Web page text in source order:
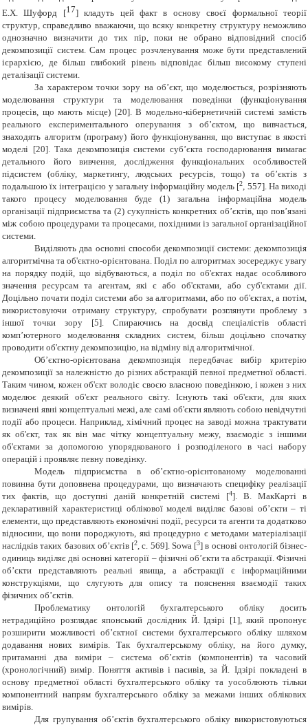
Е.X. Шуфорд [17] кладуть цей факт в основу своєї формальної теорії
структур, справедливо вважаючи, що всяку конкретну структуру неможливо
однозначно визначити до тих пір, поки не обрано відповідний спосіб
декомпозиції систем. Сам процес розчленування може бути представлений
ієрархією, де більш глибокий рівень відповідає більш високому ступені
деталізації системи.
За характером точки зору на об’єкт, що моделюється, розрізняють
моделювання структури та моделювання поведінки (функціонування
процесів, що мають місце) [20]. В модельно-кібернетичній системі замість
реального експериментального оперування з об’єктом, що вивчається,
знаходять алгоритм (програму) його функціонування, що виступає в якості
моделі [20]. Така декомпозиція системи суб’єкта господарювання вимагає
детального його вивчення, дослідження функціональних особливостей
підсистем (обліку, маркетингу, людських ресурсів, тощо) та об’єктів з
подальшою їх інтеграцією у загальну інформаційну модель [2, 557]. На виході
такого процесу моделювання буде (1) загальна інформаційна модель
організації підприємства та (2) сукупність конкретних об’єктів, що пов’язані
між собою процедурами та процесами, похідними із загальної організаційної
системи.
Виділяють два основні способи декомпозиції системи: декомпозиція
алгоритмічна та об'єктно-орієнтована. Поділ по алгоритмах зосереджує увагу
на порядку подій, що відбуваються, а поділ по об'єктах надає особливого
значення ресурсам та агентам, які є або об'єктами, або суб'єктами дії.
Доцільно почати поділ системи або за алгоритмами, або по об'єктах, а потім,
використовуючи отриману структуру, спробувати розглянути проблему з
іншої точки зору [5]. Спираючись на досвід спеціалістів області
комп’ютерного моделювання складних систем, більш доцільно спочатку
проводити об'єктну декомпозицію, на відміну від алгоритмічної.
Об’єктно-орієнтована декомпозиція передбачає вибір критерію
декомпозиції за належністю до різних абстракцій певної предметної області.
Таким чином, кожен об'єкт володіє своєю власною поведінкою, і кожен з них
моделює деякий об'єкт реального світу. Існують такі об'єкти, для яких
визначені явні концептуальні межі, але самі об'єкти являють собою невідчутні
події або процеси. Наприклад, хімічний процес на заводі можна трактувати
як об'єкт, так як він має чітку концептуальну межу, взаємодіє з іншими
об'єктами за допомогою упорядкованого і розподіленого в часі набору
операцій і проявляє певну поведінку.
Модель підприємства в об’єктно-орієнтованому моделюванні
повинна бути доповнена процедурами, що визначають специфіку реалізації
тих фактів, що доступні даній конкретній системі [4]. В. МакКарті в
декларативній характеристиці облікової моделі виділяє базові об’єкти – ті
елементи, що представляють економічні події, ресурси та агенти та додатково
відносини, що вони породжують, які процедурно є методами матеріалізації
наслідків таких базових об’єктів [2, с. 569]. Sowa [3] в основі онтологій бізнес-
одиниць виділяє дві основні категорії – фізичні об’єкти та абстракції. Фізичні
об’єкти представляють реальні явища, а абстракції є інформаційними
конструкціями, що слугують для опису та пояснення взаємодії таких
фізичних об’єктів.
Проблематику онтологій бухгалтерського обліку досить
нетрадиційно розглядає японський дослідник Й. Ідзірі [1], який пропонує
розширити можливості об’єктної системи бухгалтерського обліку шляхом
додавання нових вимірів. Так бухгалтерському обліку, на його думку,
притаманні два виміри – система об’єктів (компонентів) та часовий
(хронологічний) вимір. Поняття активів і пасивів, за Й. Ідзірі покладені в
основу предметної області бухгалтерського обліку та уособлюють тільки
компонентний напрям бухгалтерського обліку за межами інших облікових
вимірів.
Длягрупування об’єктів бухгалтерського облікувикористовуються